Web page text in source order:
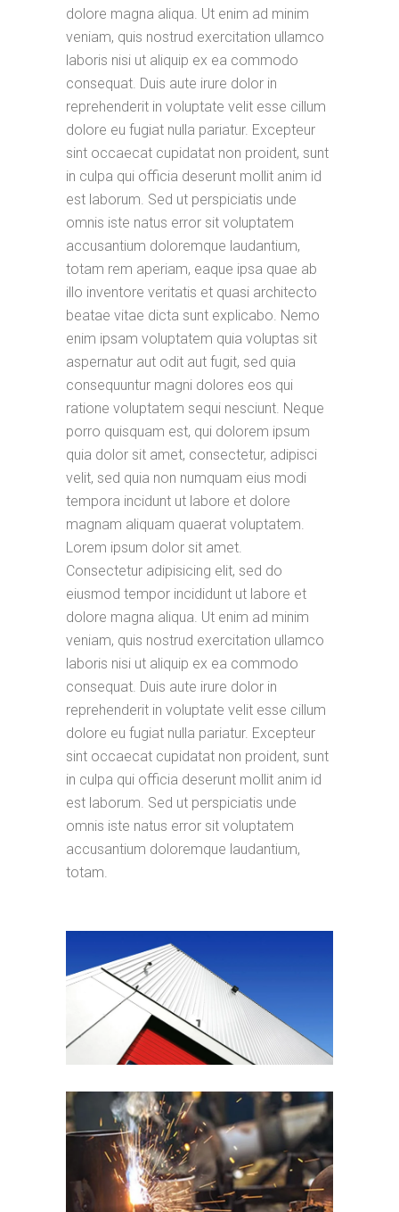
dolore magna aliqua. Ut enim ad minim
veniam, quis nostrud exercitation ullamco
laboris nisi ut aliquip ex ea commodo
consequat. Duis aute irure dolor in
reprehenderit in voluptate velit esse cillum
dolore eu fugiat nulla pariatur. Excepteur
sint occaecat cupidatat non proident, sunt
in culpa qui officia deserunt mollit anim id
est laborum. Sed ut perspiciatis unde
omnis iste natus error sit voluptatem
accusantium doloremque laudantium,
totam rem aperiam, eaque ipsa quae ab
illo inventore veritatis et quasi architecto
beatae vitae dicta sunt explicabo. Nemo
enim ipsam voluptatem quia voluptas sit
aspernatur aut odit aut fugit, sed quia
consequuntur magni dolores eos qui
ratione voluptatem sequi nesciunt. Neque
porro quisquam est, qui dolorem ipsum
quia dolor sit amet, consectetur, adipisci
velit, sed quia non numquam eius modi
tempora incidunt ut labore et dolore
magnam aliquam quaerat voluptatem.
Lorem ipsum dolor sit amet.
Consectetur adipisicing elit, sed do
eiusmod tempor incididunt ut labore et
dolore magna aliqua. Ut enim ad minim
veniam, quis nostrud exercitation ullamco
laboris nisi ut aliquip ex ea commodo
consequat. Duis aute irure dolor in
reprehenderit in voluptate velit esse cillum
dolore eu fugiat nulla pariatur. Excepteur
sint occaecat cupidatat non proident, sunt
in culpa qui officia deserunt mollit anim id
est laborum. Sed ut perspiciatis unde
omnis iste natus error sit voluptatem
accusantium doloremque laudantium,
totam.